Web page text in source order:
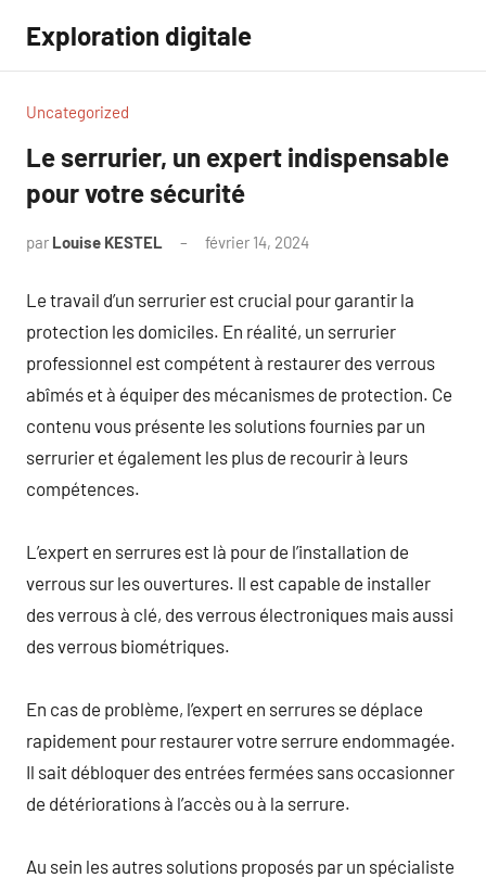
contenu
Exploration digitale
Uncategorized
Le serrurier, un expert indispensable
pour votre sécurité
par Louise KESTEL février 14, 2024
Le travail d’un serrurier est crucial pour garantir la
protection les domiciles. En réalité, un serrurier
professionnel est compétent à restaurer des verrous
abîmés et à équiper des mécanismes de protection. Ce
contenu vous présente les solutions fournies par un
serrurier et également les plus de recourir à leurs
compétences.
L’expert en serrures est là pour de l’installation de
verrous sur les ouvertures. Il est capable de installer
des verrous à clé, des verrous électroniques mais aussi
des verrous biométriques.
En cas de problème, l’expert en serrures se déplace
rapidement pour restaurer votre serrure endommagée.
Il sait débloquer des entrées fermées sans occasionner
de détériorations à l’accès ou à la serrure.
Au sein les autres solutions proposés par un spécialiste